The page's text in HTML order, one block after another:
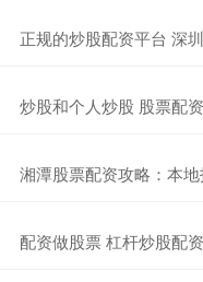
正规的炒股配资平台 深
炒股和个人炒股 股票配
湘潭股票配资攻略：本
配资做股票 杠杆炒股配